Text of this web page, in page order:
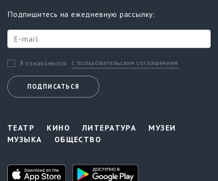
Подпишитесь на ежедневную рассылку:
Я ознакомился с пользовательским соглашением
ПОДПИСАТЬСЯ
ТЕАТР КИНО ЛИТЕРАТУРА
МУЗЕИ
МУЗЫКА
ОБЩЕСТВО